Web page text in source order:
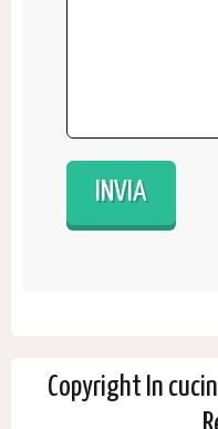
Copyright In